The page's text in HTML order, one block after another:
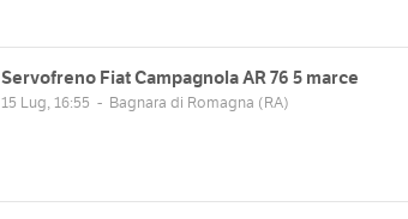
Servofreno Fiat Campagnola AR 76 5 marce
15 Lug, 16:55 - Bagnara di Romagna (RA)